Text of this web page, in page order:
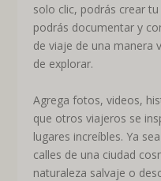
solo clic, podrás crear
podrás documentar y
de viaje de una manera
de explorar.
Agrega fotos, videos,
que otros viajeros se
lugares increíbles. Ya
calles de una ciudad
naturaleza salvaje o